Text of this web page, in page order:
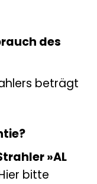
des
beträgt
»AL
bitte